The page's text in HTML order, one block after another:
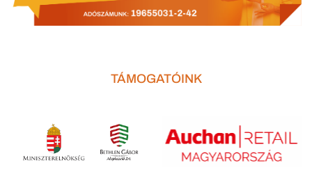
TÁMOGATÓINK